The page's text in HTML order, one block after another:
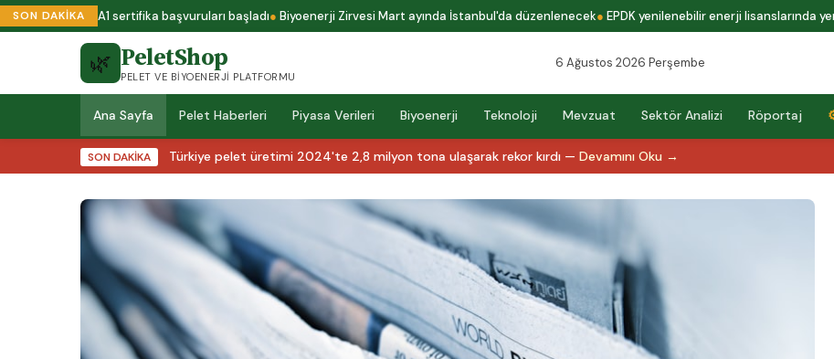
SON DAKİKA
Yeni ENplus A1 sertifika başvuruları başladı Biyoenerji Zirvesi Mart ayında İstanbul'da düzenlenecek EPDK yenilenebilir enerji lisanslarında yeni
🌿 PeletShop
PELET VE BIYOENERJI PLATFORMU
6 Ağustos 2026 Perşembe
Ana Sayfa Pelet Haberleri Piyasa Verileri Biyoenerji Teknoloji Mevzuat Sektör Analizi Röportaj
SON DAKİKA Türkiye pelet üretimi 2024'te 2,8 milyon tona ulaşarak rekor kırdı — Devamını Oku →